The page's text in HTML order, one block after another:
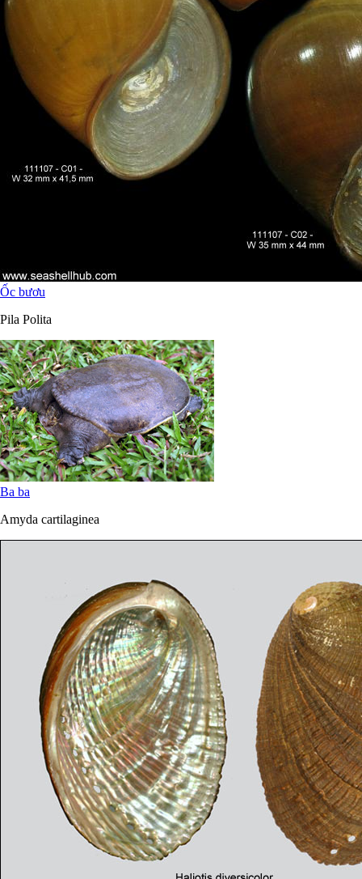
Ốc bươu
Pila Polita
Ba ba
Amyda cartilaginea